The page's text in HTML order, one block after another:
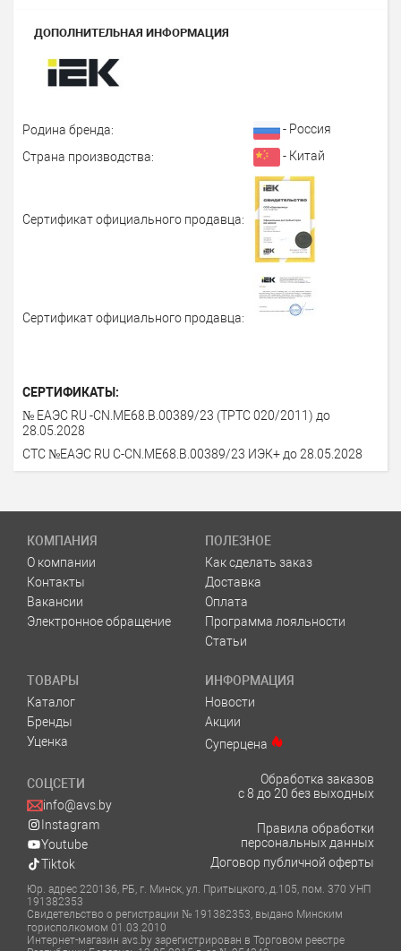
ДОПОЛНИТЕЛЬНАЯ ИНФОРМАЦИЯ
Родина бренда:
- Россия
Страна производства:
- Китай
Сертификат официального продавца:
Сертификат официального продавца:
СЕРТИФИКАТЫ:
№ ЕАЭС RU -CN.МЕ68.В.00389/23 (ТРТС 020/2011) до
28.05.2028
СТС №ЕАЭС RU С-CN.МЕ68.В.00389/23 ИЭК+ до 28.05.2028
КОМПАНИЯ
О компании
Контакты
Вакансии
Электронное обращение
ПОЛЕЗНОЕ
Как сделать заказ
Доставка
Оплата
Программа лояльности
Статьи
ТОВАРЫ
Каталог
Бренды
Уценка
ИНФОРМАЦИЯ
Новости
Акции
Суперцена
СОЦСЕТИ
info@avs.by
Instagram
Youtube
Tiktok
Обработка заказов
с 8 до 20 без выходных
Правила обработки
персональных данных
Договор публичной оферты
Юр. адрес 220136, РБ, г. Минск, ул. Притыцкого, д.105, пом. 370 УНП
191382353
Свидетельство о регистрации № 191382353, выдано Минским
горисполкомом 01.03.2010
Интернет-магазин avs.by зарегистрирован в Торговом реестре